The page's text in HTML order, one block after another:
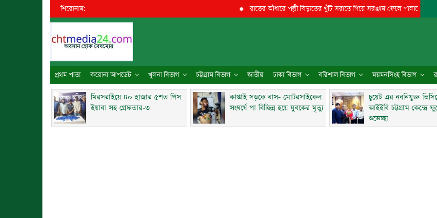
শিরোনাম: রাতের আঁধারে পল্লী বিদ্যুতের খুঁটি সরাতে গিয়ে সরঞ্জাম ফেলে পালালো●
প্রথম পাতা করোনা আপডেট খুলনা বিভাগ চট্টগ্রাম বিভাগ জাতীয় ঢাকা বিভাগ বরিশাল বিভাগ ময়মনসিংহ বিভাগ
মিরসরাইয়ে ৪০ হাজার ৫শত পিস
ইয়াবা সহ গ্রেফতার-৩
কাপ্তাই সড়কে বাস- মোটরসাইকেল
সংঘর্ষে পা বিচ্ছিন্ন হয়ে যুবকের মৃত্যু
চুয়েট এর নবনিযুক্ত
আইইবি চট্টগ্রাম কেন্দ্রে
শুভেচ্ছা